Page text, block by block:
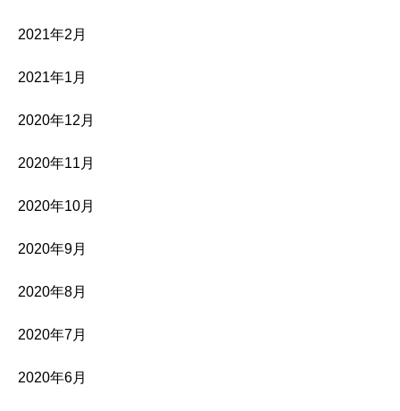
2021年2月
2021年1月
2020年12月
2020年11月
2020年10月
2020年9月
2020年8月
2020年7月
2020年6月